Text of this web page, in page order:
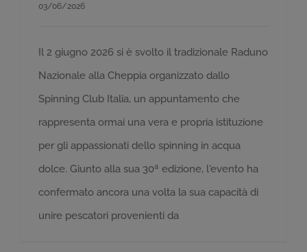
03/06/2026
Il 2 giugno 2026 si è svolto il tradizionale Raduno
Nazionale alla Cheppia organizzato dallo
Spinning Club Italia, un appuntamento che
rappresenta ormai una vera e propria istituzione
per gli appassionati dello spinning in acqua
dolce. Giunto alla sua 30ª edizione, l'evento ha
confermato ancora una volta la sua capacità di
unire pescatori provenienti da